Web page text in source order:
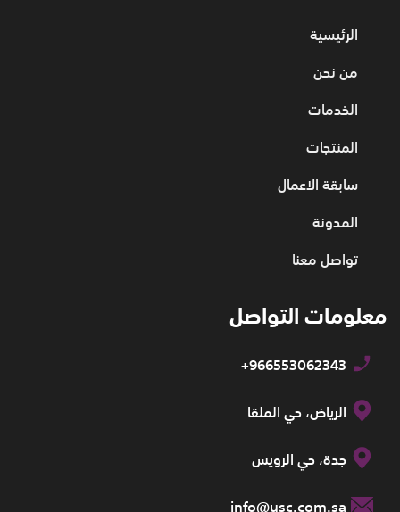
الرئيسية
من نحن
الخدمات
المنتجات
سابقة الاعمال
المدونة
تواصل معنا
معلومات التواصل
+966553062343
الرياض، حي الملقا
جدة، حي الرويس
info@usc.com.sa